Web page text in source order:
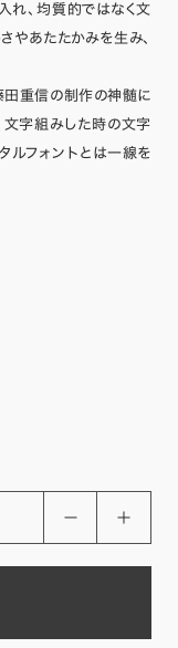
れ、均質的ではなく文
あたたかみを生み、
田重信の制作の神髄に
文字組みした時の文字
ルフォントとは一線を